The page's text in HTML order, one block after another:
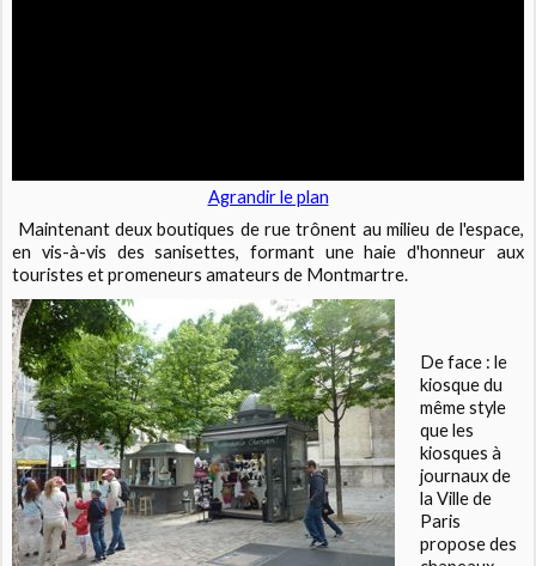
Agrandir le plan
Maintenant deux boutiques de rue trônent au milieu de l'espace,
en vis-à-vis des sanisettes, formant une haie d'honneur aux
touristes et promeneurs amateurs de Montmartre.
De face : le
kiosque du
même style
que les
kiosques à
journaux de
la Ville de
Paris
propose des